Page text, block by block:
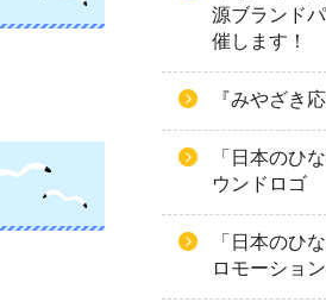
源ブランド
催します！
『みやざき
「日本のひ
ウンドロゴ
「日本のひ
ロモーショ